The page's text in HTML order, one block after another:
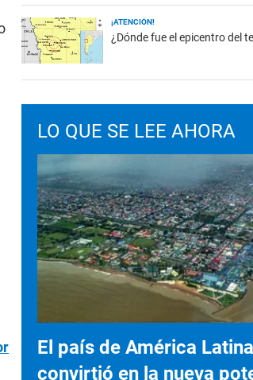
¡ATENCIÓN!
¿Dónde fue el epicentro del
LO QUE SE LEE AHORA
El país de América
convirtió en la nueva